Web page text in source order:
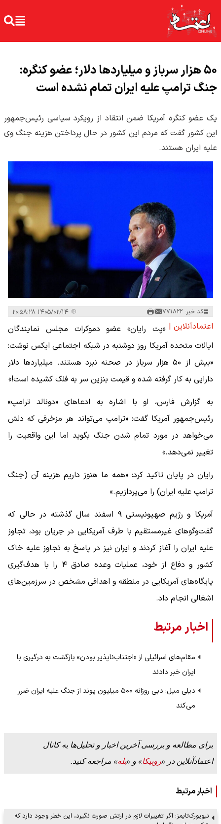
۵۰ هزار سرباز و میلیاردها دلار؛ عضو کنگره:
جنگ ترامپ علیه ایران تمام نشده است
یک عضو کنگره آمریکا ضمن انتقاد از رویکرد سیاسی رئیس‌جمهور
این کشور گفت که مردم این کشور در حال پرداختن هزینه جنگ وی
علیه ایران هستند.
کد خبر: 771822
اعتمادآنلاین | «پت رایان» عضو دموکرات مجلس نمایندگان
ایالات متحده آمریکا روز دوشنبه در شبکه اجتماعی ایکس نوشت:
«بیش از ۵۰ هزار سرباز در صحنه نبرد هستند. میلیاردها دلار
دارایی به کار گرفته شده و قیمت بنزین سر به فلک کشیده است!»
به گزارش فارس، او با اشاره به ادعاهای «دونالد ترامپ»
رئیس‌جمهور آمریکا گفت: «ترامپ می‌تواند هر مزخرفی که دلش
می‌خواهد در مورد تمام شدن جنگ بگوید اما این واقعیت را
تغییر نمی‌دهد.»
رایان در پایان تاکید کرد: «همه ما هنوز داریم هزینه آن (جنگ
ترامپ علیه ایران) را می‌پردازیم.»
آمریکا و رژیم صهیونیستی ۹ اسفند سال گذشته در حالی‌ که
گفت‌وگوهای غیرمستقیم با طرف آمریکایی در جریان بود، تجاوز
علیه ایران را آغاز کردند و ایران نیز در پاسخ به تجاوز علیه خاک
کشور و دفاع از خود، عملیات وعده صادق ۴ را با هدف‌گیری
پایگاه‌های آمریکایی در منطقه و اهدافی مشخص در سرزمین‌های
اشغالی انجام داد.
اخبار مرتبط
مقام‌های اسرائیلی از «اجتناب‌ناپذیر بودن» بازگشت به درگیری با
ایران خبر دادند
دیلی میل: دبی روزانه ۵۰۰ میلیون پوند از جنگ علیه ایران ضرر
می‌کند
برای مطالعه و بررسی آخرین اخبار و تحلیل‌ها به کانال
اعتمادآنلاین در «روبیکا» و «بله» مراجعه کنید.
اخبار مرتبط
نیویورک‌تایمز: اگر تغییرات لازم در ارتش صورت نگیرد، این خطر وجود دارد که